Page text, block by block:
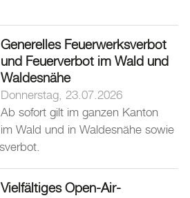
Generelles Feuerwerksverbot
und Feuerverbot im Wald und
Waldesnähe
Donnerstag, 23.07.2026
Ab sofort gilt im ganzen Kanton
Wald und in Waldesnähe sowie
Vielfältiges Open-Air-